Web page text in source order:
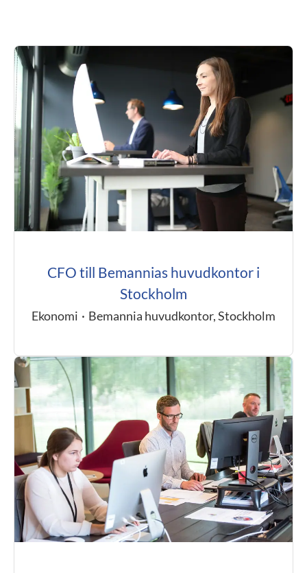
CFO till Bemannias huvudkontor i
Stockholm
Ekonomi · Bemannia huvudkontor, Stockholm